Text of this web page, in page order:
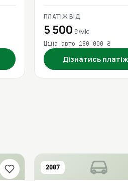
ПЛАТІЖ ВІД
5 500 ₴/міс
Ціна авто 180 000 ₴
Дізнатись платіж
2007